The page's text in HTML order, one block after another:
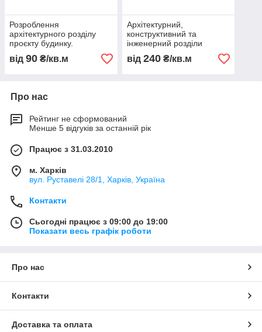
Розроблення
архітектурного розділу
проєкту будинку.
від 90 ₴/кв.м
Архітектурний,
конструктивний та
інженерний розділи
від 240₴/кв.м
Про нас
Рейтинг не сформований
Менше 5 відгуків за останній рік
Працює з 31.03.2010
м. Харків
вул. Руставелі 28/1, Харків, Україна
Контакти
Сьогодні працює з 09:00 до 19:00
Показати весь графік роботи
Про нас
Контакти
Доставка та оплата